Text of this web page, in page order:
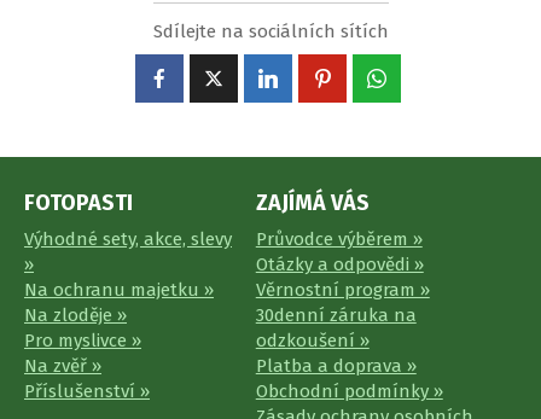
Sdílejte na sociálních sítích
FOTOPASTI
Výhodné sety, akce, slevy
»
Na ochranu majetku »
Na zloděje »
Pro myslivce »
Na zvěř »
Příslušenství »
ZAJÍMÁ VÁS
Průvodce výběrem »
Otázky a odpovědi »
Věrnostní program »
30denní záruka na
odzkoušení »
Platba a doprava »
Obchodní podmínky »